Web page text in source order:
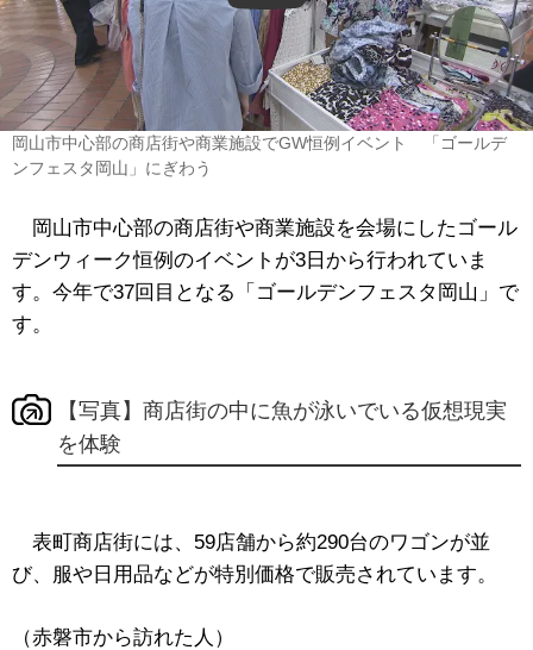
岡山市中心部の商店街や商業施設でGW恒例イベント 「ゴールデ
ンフェスタ岡山」にぎわう
岡山市中心部の商店街や商業施設を会場にしたゴール
デンウィーク恒例のイベントが3日から行われていま
す。今年で37回目となる「ゴールデンフェスタ岡山」で
す。
【写真】商店街の中に魚が泳いでいる仮想現実
を体験
表町商店街には、59店舗から約290台のワゴンが並
び、服や日用品などが特別価格で販売されています。
（赤磐市から訪れた人）